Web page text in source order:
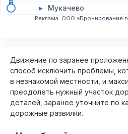
▸ Мукачево
Реклама. ООО «Бронирование
Движение по заранее
способ исключить проблемы,
в незнакомой местности, и
преодолеть нужный участок
деталей, заранее уточните по
дорожные развилки.